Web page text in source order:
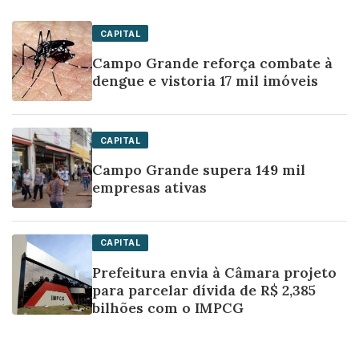
CAPITAL
Campo Grande reforça combate à
dengue e vistoria 17 mil imóveis
CAPITAL
Campo Grande supera 149 mil
empresas ativas
CAPITAL
Prefeitura envia à Câmara projeto
para parcelar dívida de R$ 2,385
bilhões com o IMPCG